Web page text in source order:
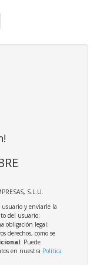
S.L.U.
usuario y enviarle la
del usuario;
obligación legal;
derechos, como se
: Puede
en nuestra Política